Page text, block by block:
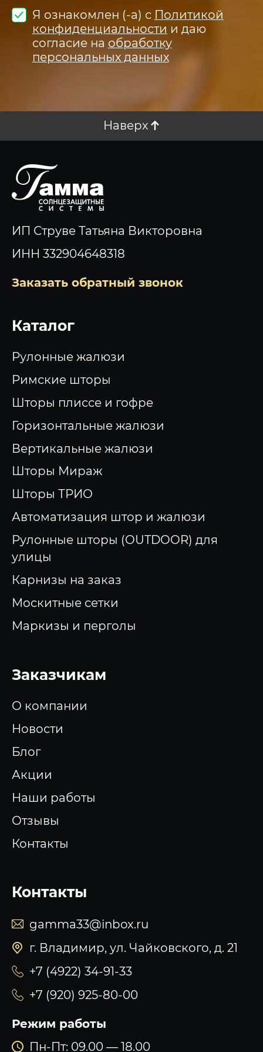
Я ознакомлен (-а) с Политикой
конфиденциальности и даю
согласие на обработку
персональных данных
Наверх
ИП Струве Татьяна Викторовна
ИНН 332904648318
Заказать обратный звонок
Каталог
Рулонные жалюзи
Римские шторы
Шторы плиссе и гофре
Горизонтальные жалюзи
Вертикальные жалюзи
Шторы Мираж
Шторы ТРИО
Автоматизация штор и жалюзи
Рулонные шторы (OUTDOOR) для
улицы
Карнизы на заказ
Москитные сетки
Маркизы и перголы
Заказчикам
О компании
Новости
Блог
Акции
Наши работы
Отзывы
Контакты
Контакты
gamma33@inbox.ru
г. Владимир, ул. Чайковского, д. 21
+7 (4922) 34-91-33
+7 (920) 925-80-00
Режим работы
Пн-Пт: 09.00 — 18.00